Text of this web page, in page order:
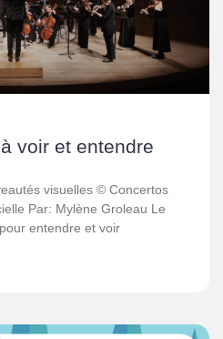
voir et entendre
visuelles © Concertos
Par: Mylène Groleau Le
entendre et voir